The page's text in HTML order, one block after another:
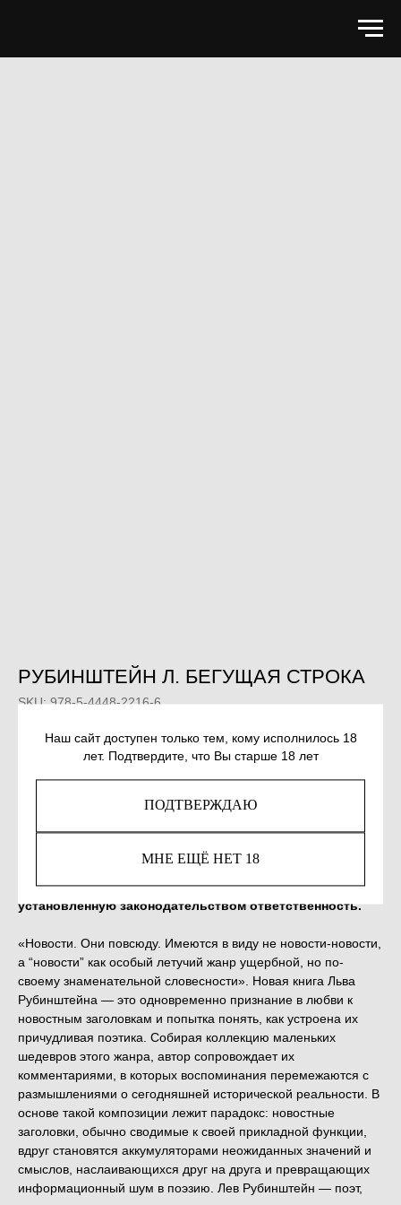
Наш сайт доступен только тем, кому исполнилось 18
лет. Подтвердите, что Вы старше 18 лет
ПОДТВЕРЖДАЮ
МНЕ ЕЩЁ НЕТ 18
РУБИНШТЕЙН Л. БЕГУЩАЯ СТРОКА
SKU:978-5-4448-2216-6
р.
Незаконное потребление наркотических средств,
психотропных веществ, их аналогов причиняет вред
здоровью, их незаконный оборот запрещён и влечет
установленную законодательством ответственность.
«Новости. Они повсюду. Имеются в виду не новости-новости,
а “новости” как особый летучий жанр ущербной, но по-
своему знаменательной словесности». Новая книга Льва
Рубинштейна — это одновременно признание в любви к
новостным заголовкам и попытка понять, как устроена их
причудливая поэтика. Собирая коллекцию маленьких
шедевров этого жанра, автор сопровождает их
комментариями, в которых воспоминания перемежаются с
размышлениями о сегодняшней исторической реальности. В
основе такой композиции лежит парадокс: новостные
заголовки, обычно сводимые к своей прикладной функции,
вдруг становятся аккумуляторами неожиданных значений и
смыслов, наслаивающихся друг на друга и превращающих
информационный шум в поэзию. Лев Рубинштейн — поэт,